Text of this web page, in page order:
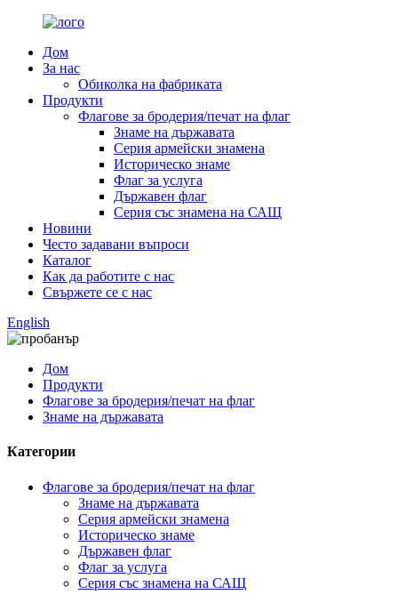
Дом
За нас
Обиколка на фабриката
Продукти
Флагове за бродерия/печат на флаг
Знаме на държавата
Серия армейски знамена
Историческо знаме
Флаг за услуга
Държавен флаг
Серия със знамена на САЩ
Новини
Често задавани въпроси
Каталог
Как да работите с нас
Свържете се с нас
English
Дом
Продукти
Флагове за бродерия/печат на флаг
Знаме на държавата
Категории
Флагове за бродерия/печат на флаг
Знаме на държавата
Серия армейски знамена
Историческо знаме
Държавен флаг
Флаг за услуга
Серия със знамена на САЩ